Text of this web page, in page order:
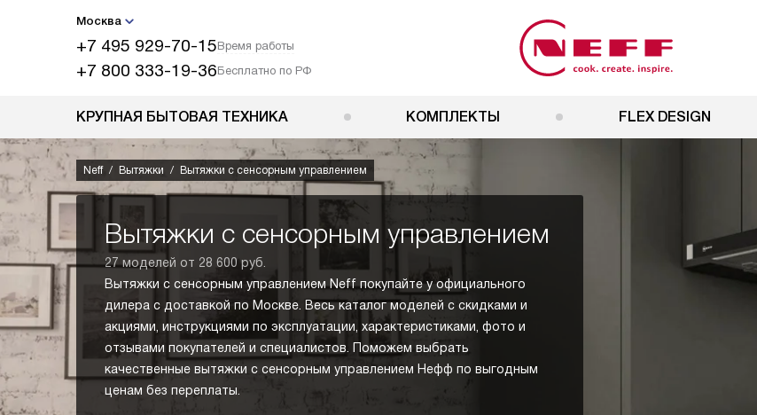
Москва
+7 495 929-70-15Время работы
+7 800 333-19-36Бесплатно по РФ
КРУПНАЯ БЫТОВАЯ ТЕХНИКА КОМПЛЕКТЫ FLEX DESIGN
Neff Вытяжки Вытяжки с сенсорным управлением
Вытяжки с сенсорным управлением
27 моделей от 28 600 руб.
Вытяжки с сенсорным управлением Neff покупайте у официального
дилера с доставкой по Москве. Весь каталог моделей с скидками и
акциями, инструкциями по эксплуатации, характеристиками, фото и
отзывами покупателей и специалистов. Поможем выбрать
качественные вытяжки с сенсорным управлением Нефф по выгодным
ценам без переплаты.